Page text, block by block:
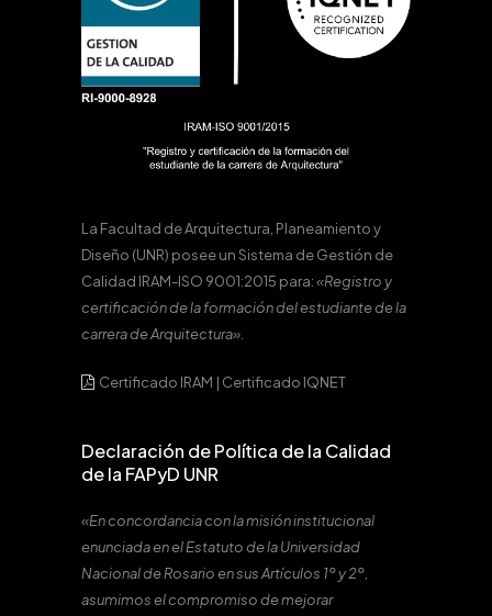
La Facultad de Arquitectura, Planeamiento y
Diseño (UNR) posee un Sistema de Gestión de
Calidad IRAM-ISO 9001:2015 para:«Registro y
certificación de la formación del estudiante de la
carrera de Arquitectura».
Certificado IRAM | Certificado IQNET
Declaración de Política de la Calidad
de la FAPyD UNR
«En concordancia con la misión institucional
enunciada en el Estatuto de la Universidad
Nacional de Rosario en sus Artículos 1º y 2º,
asumimos el compromiso de mejorar